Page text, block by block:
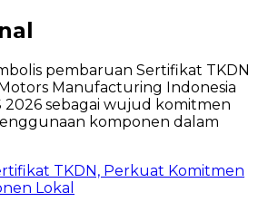
TKDN, Perkuat Komitmen
Lokal